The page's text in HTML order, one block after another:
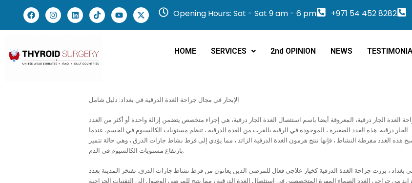
Opening Hours: Sat - Sat 9 am - 6 pm +971 54 452 8282
HOME SERVICES 2nd OPINION NEWS
الإبحار في مجال جراحة الغدة الدرقية في بغداد: دليل شامل
الغدة الجار درقية، المعروفة أيضا باسم استئصال الغدة الجار درقية، هي إجراء متخصص يتضمن إزالة واحدة أو أكثر من الغدد
الجار درقية. هذه الغدد الصغيرة ، الموجودة في الرقبة بالقرب من الغدة الدرقية ، تنظم مستويات الكالسيوم في الجسم. عندما
هذه الغدد مفرطة النشاط ، فإنها تنتج هرمون الغدة الدرقية الزائد ، مما يؤدي إلى فرط نشاط جارات الدرق ، وهي حالة تتميز
بارتفاع مستويات الكالسيوم في الدم.
بغداد ، برزت جراحة الغدة الدرقية كخيار علاجي فعال للمرضى الذين يعانون من فرط نشاط جارات الدرق. تفتخر المدينة بعدد
من جراحي الغدد الصماء المهرة المتخصصين في استئصال الغدة الدرقية ، مما يتيح للمرضى الوصول إلى التقنيات الجراحية